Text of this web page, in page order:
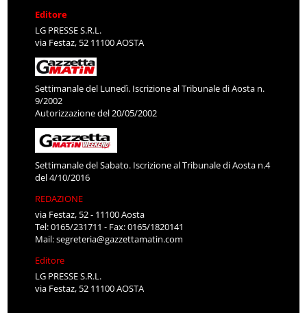
Editore
LG PRESSE S.R.L.
via Festaz, 52 11100 AOSTA
Settimanale del Lunedì. Iscrizione al Tribunale di Aosta n.
9/2002
Autorizzazione del 20/05/2002
Settimanale del Sabato. Iscrizione al Tribunale di Aosta n.4
del 4/10/2016
REDAZIONE
via Festaz, 52 - 11100 Aosta
Tel: 0165/231711 - Fax: 0165/1820141
Mail:segreteria@gazzettamatin.com
Editore
LG PRESSE S.R.L.
via Festaz, 52 11100 AOSTA